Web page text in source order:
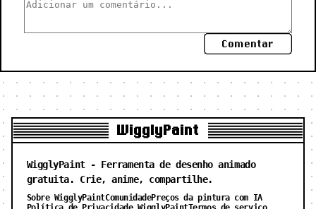
Comentar
WigglyPaint
WigglyPaint - Ferramenta de desenho animado
gratuita. Crie, anime, compartilhe.
Sobre WigglyPaintComunidadePreços da pintura com IA